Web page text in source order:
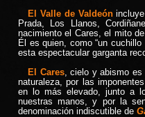
El Valle de Valdeónincluye
Prada, Los Llanos,
nacimiento el Cares, el mito
Él es quien, como “un
esta espectacular garganta
El Cares, cielo y abismo es
naturaleza, por las
en lo más elevado, junto a
nuestras manos, y por la
denominación indiscutible de